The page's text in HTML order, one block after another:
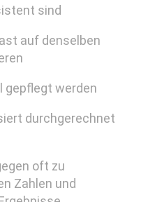
sind
auf denselben
gepflegt werden
durchgerechnet
oft zu
Zahlen und